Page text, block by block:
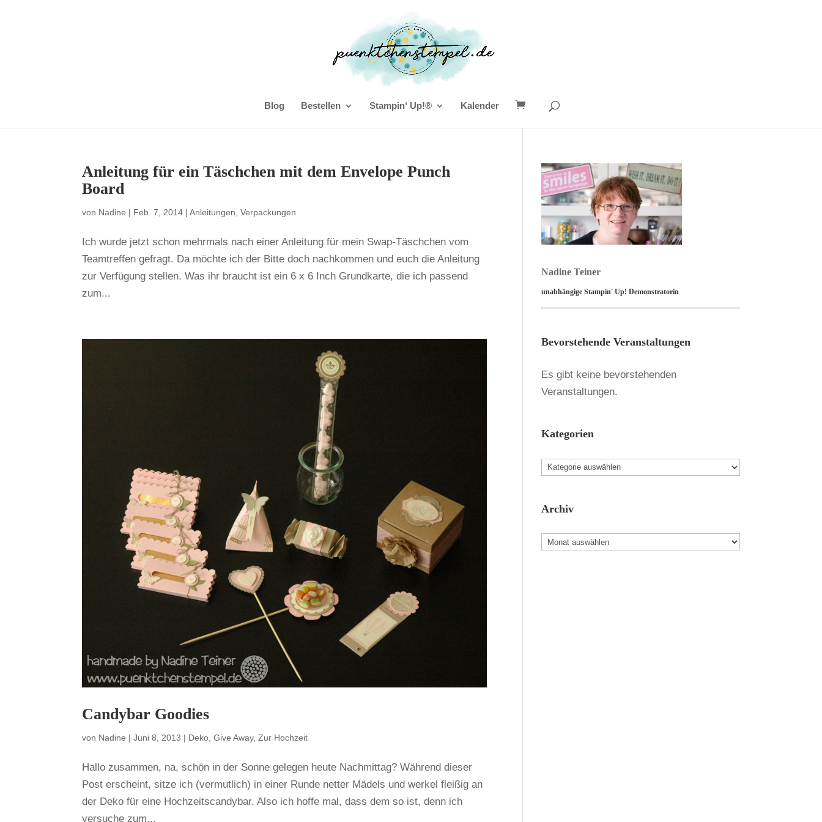
Blog Bestellen Stampin‘ Up!® Kalender
Anleitung für ein Täschchen mit dem Envelope Punch
Board
von Nadine | Feb. 7, 2014 |Anleitungen ,Verpackungen
Ich wurde jetzt schon mehrmals nach einer Anleitung für mein Swap-Täschchen vom
Teamtreffen gefragt. Da möchte ich der Bitte doch nachkommen und euch die Anleitung
zur Verfügung stellen. Was ihr braucht ist ein 6 x 6 Inch Grundkarte, die ich passend
zum...
Candybar Goodies
von Nadine |Juni 8, 2013 | Deko,Give Away,Zur Hochzeit
Hallo zusammen, na, schön in der Sonne gelegen heute Nachmittag? Während dieser
Post erscheint, sitze ich (vermutlich) in einer Runde netter Mädels und werkel fleißig an
der Deko für eine Hochzeitscandybar. Also ich hoffe mal, dass dem so ist, denn ich
versuche zum...
Nadine Teiner
unabhängige Stampin' Up! Demonstratorin
Bevorstehende Veranstaltungen
Es gibt keine bevorstehenden
Veranstaltungen.
Kategorien
Kategorien
Archiv
Archiv